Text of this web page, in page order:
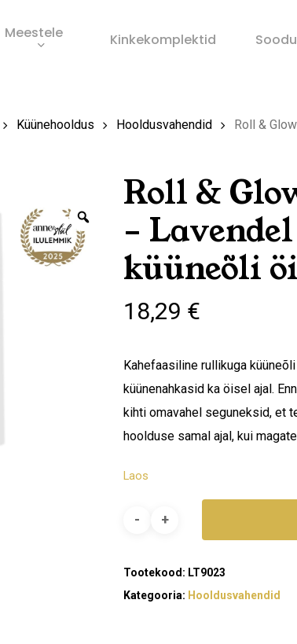
Meestele Kinkekomplektid
Ostukorv
Küünehooldus Hooldusvahendid
Roll &
Roll &
–
küüneõli
18,29 €
Kahefaasiline rullikuga
küünenahkasid ka öisel ajal.
kihti omavahel seguneksid, et
hoolduse samal ajal, kui
Laos
Tootekood: LT9023
Kategooria: Hooldusvahendid